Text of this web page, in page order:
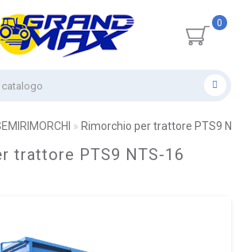
0
Rimorchio per trattore PTS9
trattore PTS9 NTS-16